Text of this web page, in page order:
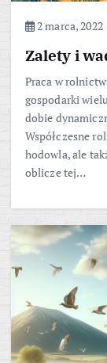
2 marca, 2022
Zalety i
Praca w
gospodarki
dobie
Współczesne
hodowla, ale
oblicze tej…